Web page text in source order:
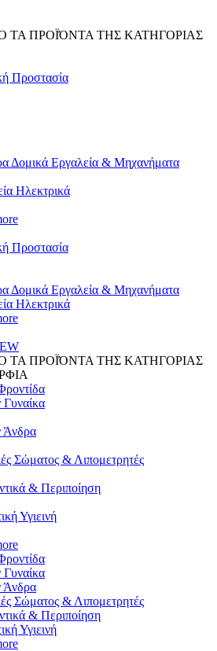
ΤΑ ΠΡΟΪΌΝΤΑ ΤΗΣ ΚΑΤΗΓΟΡΙΑΣ
Προστασία
Δομικά Εργαλεία & Μηχανήματα
Ηλεκτρικά
Προστασία
Δομικά Εργαλεία & Μηχανήματα
Ηλεκτρικά
ΤΑ ΠΡΟΪΌΝΤΑ ΤΗΣ ΚΑΤΗΓΟΡΙΑΣ
Γυναίκα
Άνδρα
Σώματος & Λιπομετρητές
& Περιποίηση
Υγιεινή
Γυναίκα
Άνδρα
Σώματος & Λιπομετρητές
& Περιποίηση
Υγιεινή